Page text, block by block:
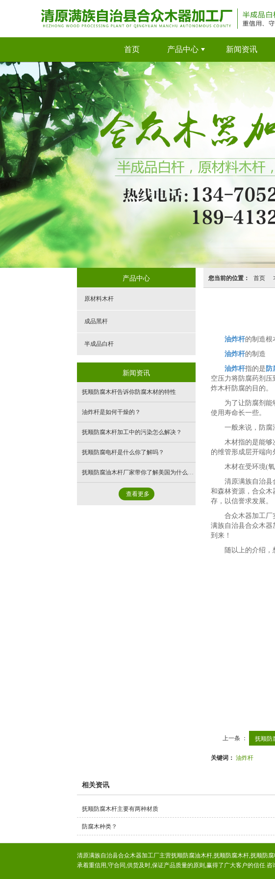
首页 产品中心 新闻资讯
您当前的位置： 首页
油炸杆的制造根
油炸杆的制造
油炸杆指的是 防
空压力将防腐药剂
炸木杆防腐的目的。
为了让防腐剂
使用寿命长一些。
一般来说，防腐
木材指的是能够
的维管形成层开端向
木材在受环境(
清原满族自治县
和森林资源，合众木
存，以信誉求发展。
合众木器加工厂
满族自治县合众木器
到来！
随以上的介绍，
上一条 ： 抚顺防
关键词： 油炸杆
产品中心
原材料木杆
成品黑杆
半成品白杆
新闻资讯
抚顺防腐木杆​告诉你防腐木材的特性
油炸杆是如何干燥的？
抚顺防腐木杆加工中的污染怎么解决？
抚顺防腐电杆​是什么你了解吗？
抚顺防腐油木杆厂家带你了解美国为什么还在使用木电杆
查看更多
相关资讯
抚顺防腐木杆主要有两种材质
防腐木种类？
清原满族自治县合众木器加工厂主营抚顺防腐油木杆,抚顺防腐木杆,抚顺防
承着重信用,守合同,供货及时,保证产品质量的原则,赢得了广大客户的信任.咨